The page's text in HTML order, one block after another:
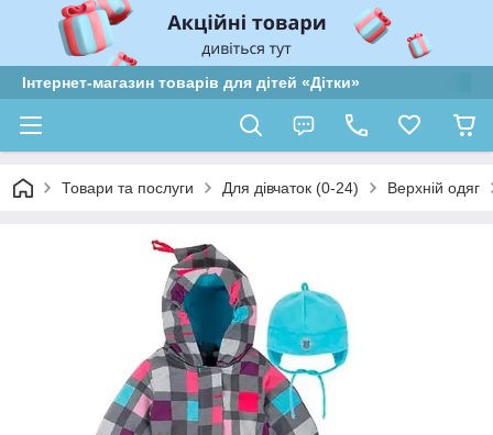
Інтернет-магазин товарів для дітей «Дітки»
Товари та послуги Для дівчаток (0-24) Верхній одяг